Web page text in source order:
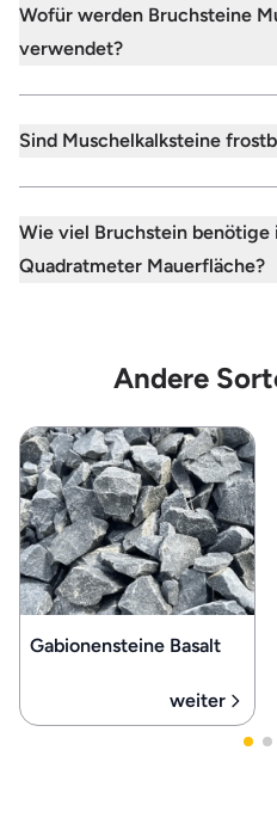
Wofür werden Bruchsteine
verwendet?
Sind Muschelkalksteine
Wie viel Bruchstein benötige
Quadratmeter Mauerfläche?
Andere
Gabionensteine Basalt
weiter